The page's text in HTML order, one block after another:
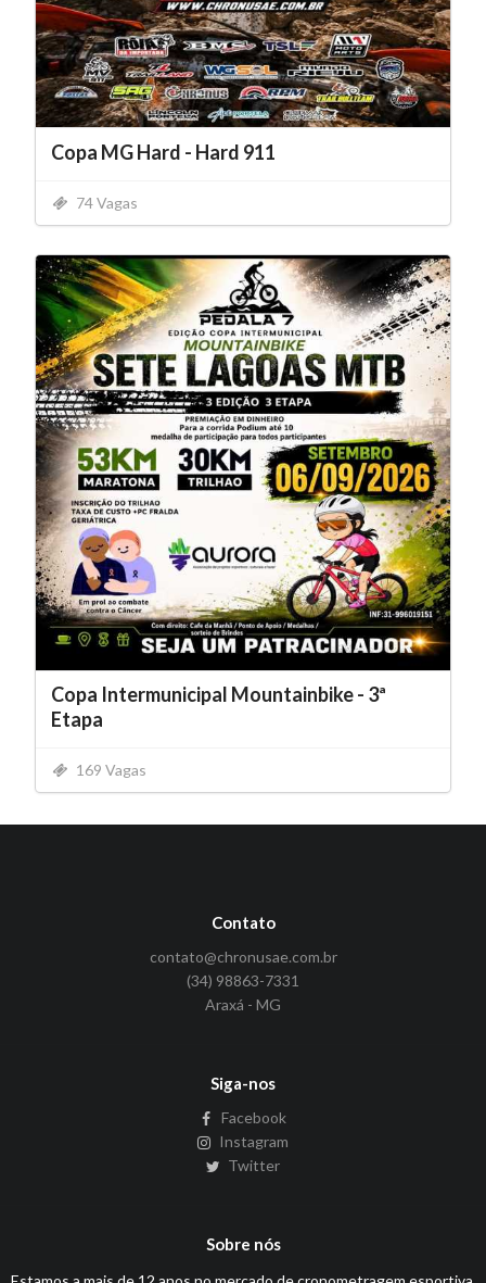
Copa MG Hard - Hard 911
74 Vagas
Copa Intermunicipal Mountainbike - 3ª
Etapa
169 Vagas
Contato
contato@chronusae.com.br
(34) 98863-7331
Araxá - MG
Siga-nos
Facebook
Instagram
Twitter
Sobre nós